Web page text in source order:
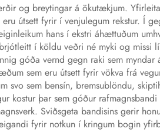
og breytingar á ökutækjum.
útsett fyrir í venjulegum rekstur. Í
hans í ekstri áhættuðum
í köldu veðri né myki og missi
góða vernd gegn raki sem myndar
sem eru útsett fyrir vökva frá
svo sem bensín, bremsublöndu,
kostur þar sem góður
Sviðsgeta bandisins gerir
fyrir notkun í kringum bogin